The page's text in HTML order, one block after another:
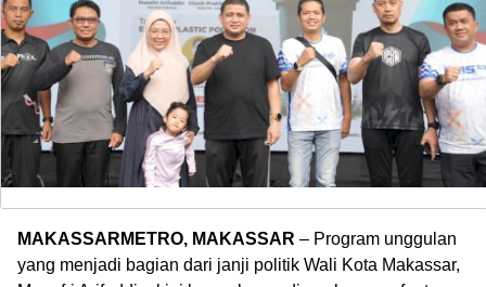
MAKASSARMETRO, MAKASSAR – Program unggulan
yang menjadi bagian dari janji politik Wali Kota Makassar,